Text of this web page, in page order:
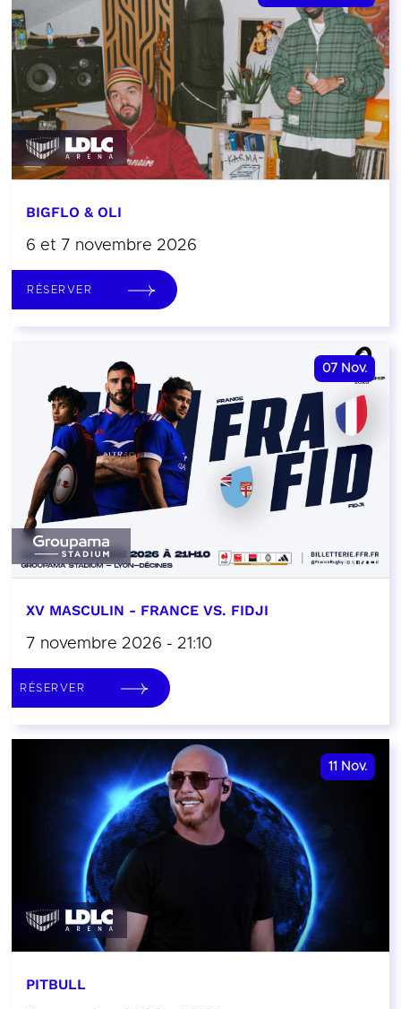
BIGFLO & OLI
6 et 7 novembre 2026
RÉSERVER
07 Nov.
XV MASCULIN - FRANCE VS. FIDJI
7 novembre 2026 - 21:10
RÉSERVER
11 Nov.
PITBULL